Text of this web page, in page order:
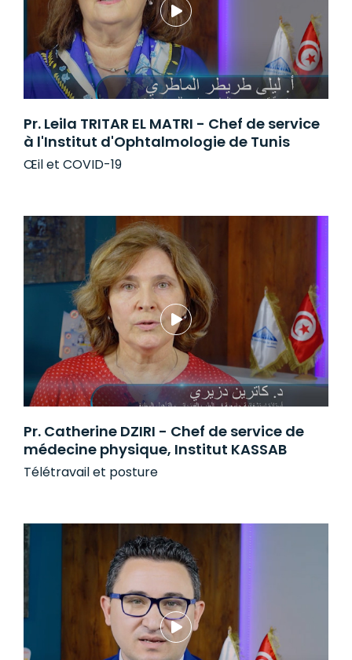
Pr. Leila TRITAR EL MATRI - Chef de service
à l'Institut d'Ophtalmologie de Tunis
Œil et COVID-19
Pr. Catherine DZIRI - Chef de service de
médecine physique, Institut KASSAB
Télétravail et posture